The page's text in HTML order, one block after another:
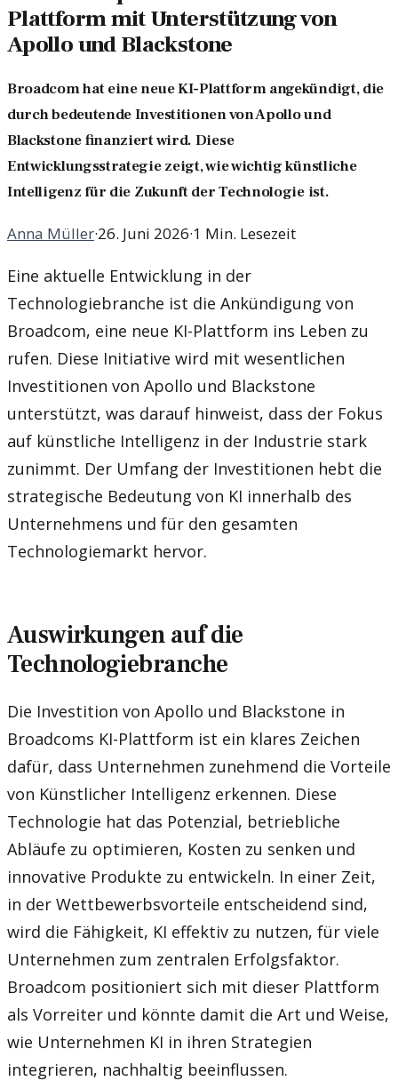
Plattform mit Unterstützung von
Apollo und Blackstone
Broadcom hat eine neue KI-Plattform angekündigt, die
durch bedeutende Investitionen von Apollo und
Blackstone finanziert wird. Diese
Entwicklungsstrategie zeigt, wie wichtig künstliche
Intelligenz für die Zukunft der Technologie ist.
Anna Müller·26. Juni 2026·1 Min. Lesezeit
Eine aktuelle Entwicklung in der
Technologiebranche ist die Ankündigung von
Broadcom, eine neue KI-Plattform ins Leben zu
rufen. Diese Initiative wird mit wesentlichen
Investitionen von Apollo und Blackstone
unterstützt, was darauf hinweist, dass der Fokus
auf künstliche Intelligenz in der Industrie stark
zunimmt. Der Umfang der Investitionen hebt die
strategische Bedeutung von KI innerhalb des
Unternehmens und für den gesamten
Technologiemarkt hervor.
Auswirkungen auf die
Technologiebranche
Die Investition von Apollo und Blackstone in
Broadcoms KI-Plattform ist ein klares Zeichen
dafür, dass Unternehmen zunehmend die Vorteile
von Künstlicher Intelligenz erkennen. Diese
Technologie hat das Potenzial, betriebliche
Abläufe zu optimieren, Kosten zu senken und
innovative Produkte zu entwickeln. In einer Zeit,
in der Wettbewerbsvorteile entscheidend sind,
wird die Fähigkeit, KI effektiv zu nutzen, für viele
Unternehmen zum zentralen Erfolgsfaktor.
Broadcom positioniert sich mit dieser Plattform
als Vorreiter und könnte damit die Art und Weise,
wie Unternehmen KI in ihren Strategien
integrieren, nachhaltig beeinflussen.